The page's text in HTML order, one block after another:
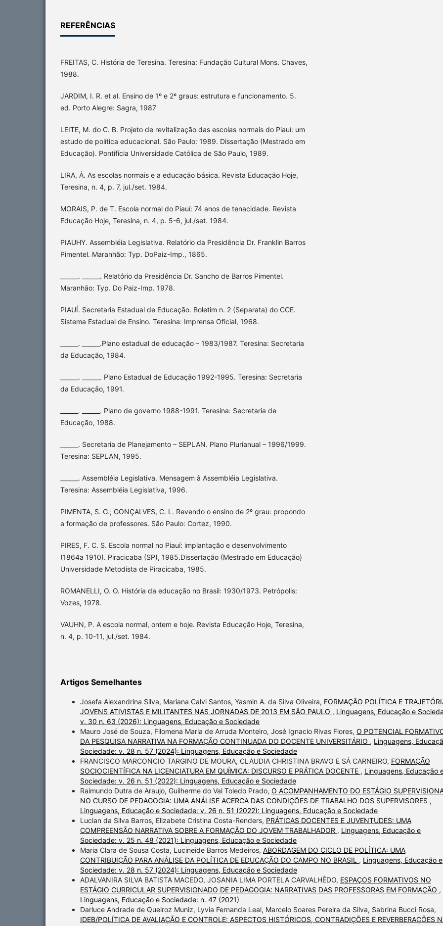
REFERÊNCIAS
FREITAS, C. História de Teresina. Teresina: Fundação Cultural Mons. Chaves,
1988.
JARDIM, I. R. et al. Ensino de 1º e 2º graus: estrutura e funcionamento. 5.
ed. Porto Alegre: Sagra, 1987
LEITE, M. do C. B. Projeto de revitalização das escolas normais do Piauí: um
estudo de política educacional. São Paulo: 1989. Dissertação (Mestrado em
Educação). Pontifícia Universidade Católica de São Paulo, 1989.
LIRA, Á. As escolas normais e a educação básica. Revista Educação Hoje,
Teresina, n. 4, p. 7, jul./set. 1984.
MORAIS, P. de T. Escola normal do Piauí: 74 anos de tenacidade. Revista
Educação Hoje, Teresina, n. 4, p. 5-6, jul./set. 1984.
PIAUHY. Assembléia Legislativa. Relatório da Presidência Dr. Franklin Barros
Pimentel. Maranhão: Typ. DoPaiz-Imp., 1865.
______. ______. Relatório da Presidência Dr. Sancho de Barros Pimentel.
Maranhão: Typ. Do Paiz-Imp. 1978.
PIAUÍ. Secretaria Estadual de Educação. Boletim n. 2 (Separata) do CCE.
Sistema Estadual de Ensino. Teresina: Imprensa Oficial, 1968.
______. ______.Plano estadual de educação – 1983/1987. Teresina: Secretaria
da Educação, 1984.
______. ______. Plano Estadual de Educação 1992-1995. Teresina: Secretaria
da Educação, 1991.
______. ______. Plano de governo 1988-1991. Teresina: Secretaria de
Educação, 1988.
______. Secretaria de Planejamento – SEPLAN. Plano Plurianual – 1996/1999.
Teresina: SEPLAN, 1995.
______. Assembléia Legislativa. Mensagem à Assembléia Legislativa.
Teresina: Assembléia Legislativa, 1996.
PIMENTA, S. G.; GONÇALVES, C. L. Revendo o ensino de 2º grau: propondo
a formação de professores. São Paulo: Cortez, 1990.
PIRES, F. C. S. Escola normal no Piauí: implantação e desenvolvimento
(1864a 1910). Piracicaba (SP), 1985.Dissertação (Mestrado em Educação)
Universidade Metodista de Piracicaba, 1985.
ROMANELLI, O. O. História da educação no Brasil: 1930/1973. Petrópolis:
Vozes, 1978.
VAUHN, P. A escola normal, ontem e hoje. Revista Educação Hoje, Teresina,
n. 4, p. 10-11, jul./set. 1984.
Artigos Semelhantes
Josefa Alexandrina Silva, Mariana Calvi Santos, Yasmin A. da Silva Oliveira, FORMAÇÃO POLÍTICA E
JOVENS ATIVISTAS E MILITANTES NAS JORNADAS DE 2013 EM SÃO PAULO , Linguagens, Educação e
v. 30 n. 63 (2026): Linguagens, Educação e Sociedade
Mauro José de Souza, Filomena Maria de Arruda Monteiro, José Ignacio Rivas Flores, O POTENCIAL
DA PESQUISA NARRATIVA NA FORMAÇÃO CONTINUADA DO DOCENTE UNIVERSITÁRIO , Linguagens,
Sociedade: v. 28 n. 57 (2024): Linguagens, Educação e Sociedade
FRANCISCO MARCONCIO TARGINO DE MOURA, CLAUDIA CHRISTINA BRAVO E SÁ CARNEIRO, FORMAÇÃO
SOCIOCIENTÍFICA NA LICENCIATURA EM QUÍMICA: DISCURSO E PRÁTICA DOCENTE , Linguagens, Educação
Sociedade: v. 26 n. 51 (2022): Linguagens, Educação e Sociedade
Raimundo Dutra de Araujo, Guilherme do Val Toledo Prado, O ACOMPANHAMENTO DO ESTÁGIO
NO CURSO DE PEDAGOGIA: UMA ANÁLISE ACERCA DAS CONDIÇÕES DE TRABALHO DOS SUPERVISORES ,
Linguagens, Educação e Sociedade: v. 26 n. 51 (2022): Linguagens, Educação e Sociedade
Lucian da Silva Barros, Elizabete Cristina Costa-Renders, PRÁTICAS DOCENTES E JUVENTUDES: UMA
COMPREENSÃO NARRATIVA SOBRE A FORMAÇÃO DO JOVEM TRABALHADOR , Linguagens, Educação e
Sociedade: v. 25 n. 48 (2021): Linguagens, Educação e Sociedade
Maria Clara de Sousa Costa, Lucineide Barros Medeiros, ABORDAGEM DO CICLO DE POLÍTICA: UMA
CONTRIBUIÇÃO PARA ANÁLISE DA POLÍTICA DE EDUCAÇÃO DO CAMPO NO BRASIL , Linguagens, Educação e
Sociedade: v. 28 n. 57 (2024): Linguagens, Educação e Sociedade
ADALVANIRA SILVA BATISTA MACEDO, JOSANIA LIMA PORTELA CARVALHÊDO, ESPAÇOS FORMATIVOS NO
ESTÁGIO CURRICULAR SUPERVISIONADO DE PEDAGOGIA: NARRATIVAS DAS PROFESSORAS EM FORMAÇÃO ,
Linguagens, Educação e Sociedade: n. 47 (2021)
Darluce Andrade de Queiroz Muniz, Lyvia Fernanda Leal, Marcelo Soares Pereira da Silva, Sabrina Bucci Rosa,
IDEB/POLÍTICA DE AVALIAÇÃO E CONTROLE: ASPECTOS HISTÓRICOS, CONTRADIÇÕES E REVERBERAÇÕES